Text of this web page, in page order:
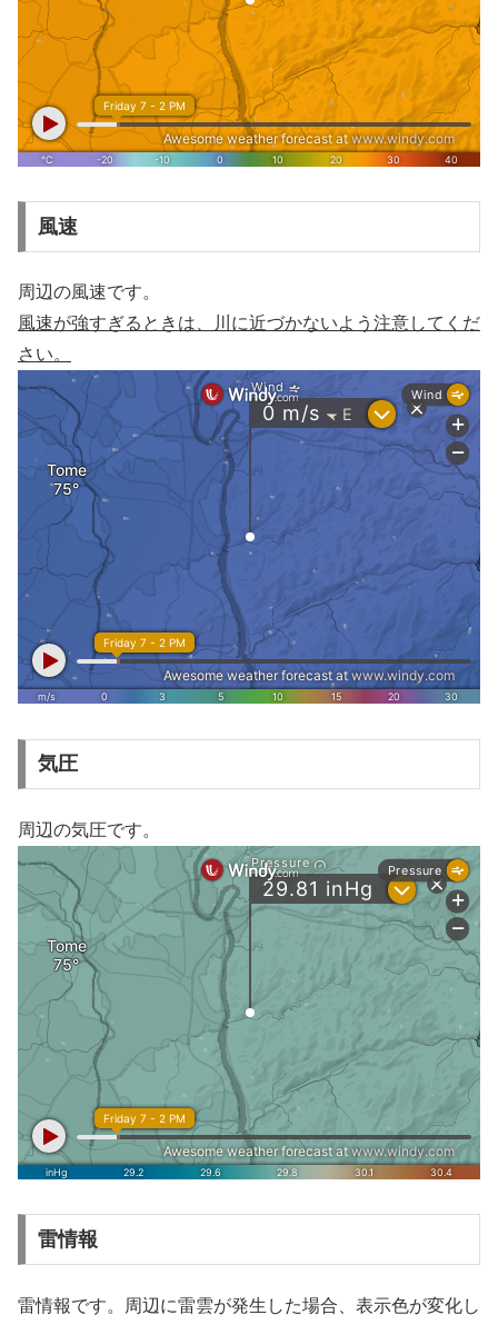
風速
周辺の風速です。
風速が強すぎるときは、川に近づかないよう注意してくだ
さい。
気圧
周辺の気圧です。
雷情報
雷情報です。周辺に雷雲が発生した場合、表示色が変化し